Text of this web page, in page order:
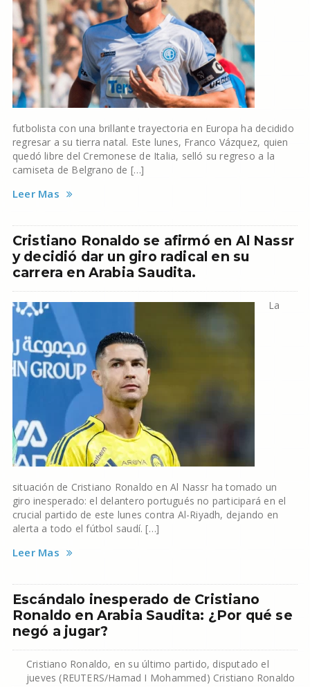
futbolista con una brillante trayectoria en Europa ha decidido
regresar a su tierra natal. Este lunes, Franco Vázquez, quien
quedó libre del Cremonese de Italia, selló su regreso a la
camiseta de Belgrano de […]
Leer Mas
Cristiano Ronaldo se afirmó en Al Nassr
y decidió dar un giro radical en su
carrera en Arabia Saudita.
La
situación de Cristiano Ronaldo en Al Nassr ha tomado un
giro inesperado: el delantero portugués no participará en el
crucial partido de este lunes contra Al-Riyadh, dejando en
alerta a todo el fútbol saudí. […]
Leer Mas
Escándalo inesperado de Cristiano
Ronaldo en Arabia Saudita: ¿Por qué se
negó a jugar?
Cristiano Ronaldo, en su último partido, disputado el
jueves (REUTERS/Hamad I Mohammed) Cristiano Ronaldo